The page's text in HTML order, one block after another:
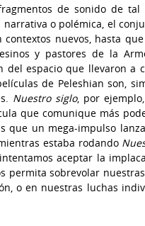
de sonido de
o polémica, el
nuevos, hasta
y pastores de la
espacio que llevaron a
de Peleshian son,
Nuestro siglo, por
que comunique más
un mega-impulso
estaba rodando
aceptar la
permita sobrevolar
o en nuestras luchas